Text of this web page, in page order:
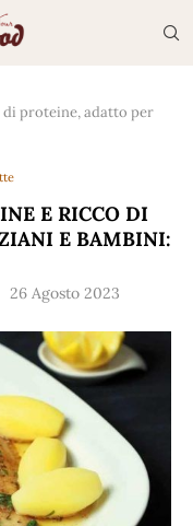
di proteine, adatto per
E RICCO DI
E BAMBINI:
26 Agosto 2023